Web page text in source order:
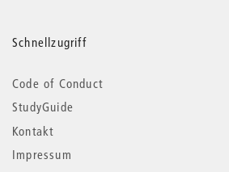
Schnellzugriff
Code of Conduct
StudyGuide
Kontakt
Impressum